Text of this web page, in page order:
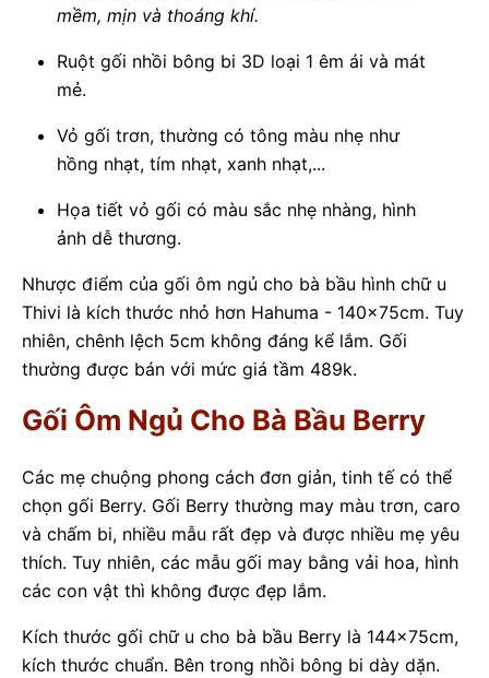
mềm, mịn và thoáng khí.
Ruột gối nhồi bông bi 3D loại 1 êm ái và mát
mẻ.
Vỏ gối trơn, thường có tông màu nhẹ như
hồng nhạt, tím nhạt, xanh nhạt,...
Họa tiết vỏ gối có màu sắc nhẹ nhàng, hình
ảnh dễ thương.
Nhược điểm của gối ôm ngủ cho bà bầu hình chữ u
Thivi là kích thước nhỏ hơn Hahuma - 140x75cm. Tuy
nhiên, chênh lệch 5cm không đáng kể lắm. Gối
thường được bán với mức giá tầm 489k.
Gối Ôm Ngủ Cho Bà Bầu Berry
Các mẹ chuộng phong cách đơn giản, tinh tế có thể
chọn gối Berry. Gối Berry thường may màu trơn, caro
và chấm bi, nhiều mẫu rất đẹp và được nhiều mẹ yêu
thích. Tuy nhiên, các mẫu gối may bằng vải hoa, hình
các con vật thì không được đẹp lắm.
Kích thước gối chữ u cho bà bầu Berry là 144x75cm,
kích thước chuẩn. Bên trong nhồi bông bi dày dặn.